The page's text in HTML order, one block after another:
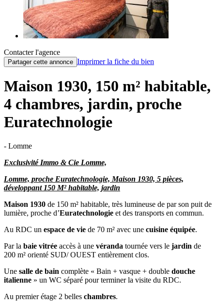
Contacter l'agence
Partager cette annonce Imprimer la fiche du bien
Maison 1930, 150 m² habitable,
4 chambres, jardin, proche
Euratechnologie
- Lomme
Exclusivité Immo & Cie Lomme,
Lomme, proche Euratechnologie, Maison 1930, 5 pièces,
développant 150 M² habitable, jardin
Maison 1930 de 150 m² habitable, très lumineuse de par son puit de
lumière, proche d’Euratechnologie et des transports en commun.
Au RDC un espace de vie de 70 m² avec une cuisine équipée.
Par la baie vitrée accès à une véranda tournée vers le jardin de
200 m² orienté SUD/ OUEST entièrement clos.
Une salle de bain complète « Bain + vasque + double douche
italienne » un WC séparé pour terminer la visite du RDC.
Au premier étage 2 belles chambres.